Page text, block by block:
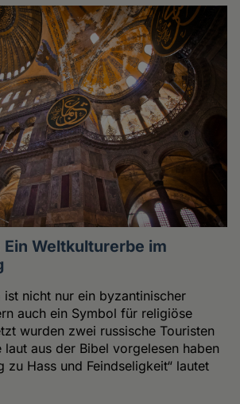
Ein Weltkulturerbe im
ist nicht nur ein byzantinischer
auch ein Symbol für religiöse
wurden zwei russische Touristen
aus der Bibel vorgelesen haben
zu Hass und Feindseligkeit“ lautet